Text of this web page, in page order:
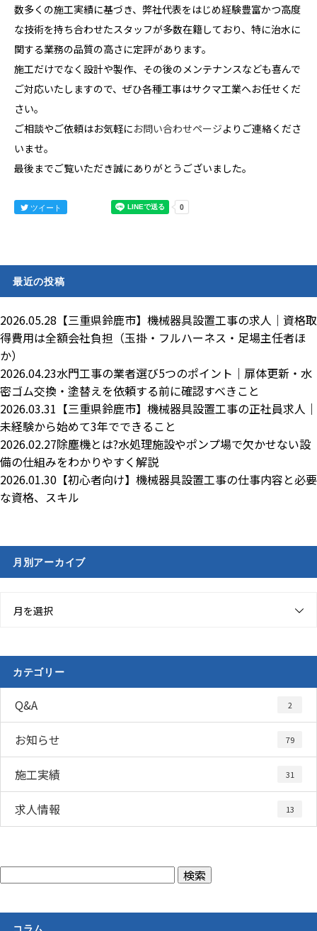
数多くの施工実績に基づき、弊社代表をはじめ経験豊富かつ高度
な技術を持ち合わせたスタッフが多数在籍しており、特に治水に
関する業務の品質の高さに定評があります。
施工だけでなく設計や製作、その後のメンテナンスなども喜んで
ご対応いたしますので、ぜひ各種工事はサクマ工業へお任せくだ
さい。
ご相談やご依頼はお気軽にお問い合わせページよりご連絡くださ
いませ。
最後までご覧いただき誠にありがとうございました。
ツイート
最近の投稿
2026.05.28 【三重県鈴鹿市】機械器具設置工事の求人｜資格取
得費用は全額会社負担（玉掛・フルハーネス・足場主任者ほ
か）
2026.04.23水門工事の業者選び5つのポイント｜扉体更新・水
密ゴム交換・塗替えを依頼する前に確認すべきこと
2026.03.31 【三重県鈴鹿市】機械器具設置工事の正社員求人｜
未経験から始めて3年でできること
2026.02.27除塵機とは?水処理施設やポンプ場で欠かせない設
備の仕組みをわかりやすく解説
2026.01.30 【初心者向け】機械器具設置工事の仕事内容と必要
な資格、スキル
月別アーカイブ
月を選択
カテゴリー
Q&A 2
お知らせ 79
施工実績 31
求人情報 13
コラム